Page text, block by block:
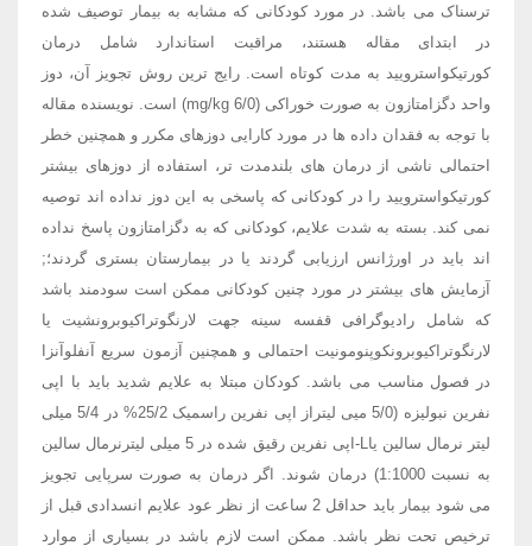
ترسناک می باشد. در مورد کودکانی که مشابه به بیمار توصیف شده
در ابتدای مقاله هستند، مراقبت استاندارد شامل درمان
کورتیکواسترویید به مدت کوتاه است. رایج ترین روش تجویز آن، دوز
واحد دگزامتازون به صورت خوراکی (mg/kg 6/0) است. نویسنده مقاله
با توجه به فقدان داده ها در مورد کارایی دوزهای مکرر و همچنین خطر
احتمالی ناشی از درمان های بلندمدت تر، استفاده از دوزهای بیشتر
کورتیکواسترویید را در کودکانی که پاسخی به این دوز نداده اند توصیه
نمی کند. بسته به شدت علایم، کودکانی که به دگزامتازون پاسخ نداده
اند باید در اورژانس ارزیابی گردند یا در بیمارستان بستری گردند؛;
آزمایش های بیشتر در مورد چنین کودکانی ممکن است سودمند باشد
که شامل رادیوگرافی قفسه سینه جهت لارنگوتراکیوبرونشیت یا
لارنگوتراکیوبرونکوپنومونیت احتمالی و همچنین آزمون سریع آنفلوآنزا
در فصول مناسب می باشد. کودکان مبتلا به علایم شدید باید با اپی
نفرین نبولیزه (5/0 میی لیتراز اپی نفرین راسمیک 25/2% در 5/4 میلی
لیتر نرمال سالین یاL-اپی نفرین رقیق شده در 5 میلی لیترنرمال سالین
به نسبت 1:1000) درمان شوند. اگر درمان به صورت سرپایی تجویز
می شود بیمار باید حداقل 2 ساعت از نظر عود علایم انسدادی قبل از
ترخیص تحت نظر باشد. ممکن است لازم باشد در بسیاری از موارد